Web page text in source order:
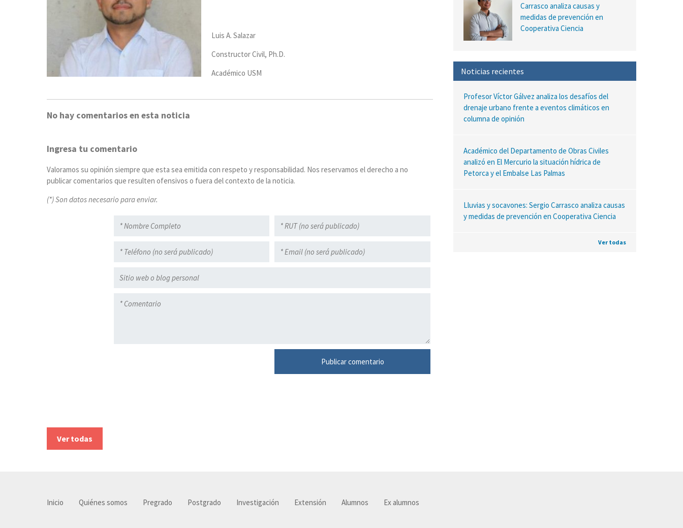
Luis A. Salazar
Constructor Civil, Ph.D.
Académico USM
No hay comentarios en esta noticia
Ingresa tu comentario
Valoramos su opinión siempre que esta sea emitida con respeto y responsabilidad. Nos reservamos el derecho a no
publicar comentarios que resulten ofensivos o fuera del contexto de la noticia.
(*) Son datos necesario para enviar.
Carrasco analiza causas y
medidas de prevención en
Cooperativa Ciencia
Noticias recientes
Profesor Víctor Gálvez analiza los desafíos del
drenaje urbano frente a eventos climáticos en
columna de opinión
Académico del Departamento de Obras Civiles
analizó en El Mercurio la situación hídrica de
Petorca y el Embalse Las Palmas
Lluvias y socavones: Sergio Carrasco analiza causas
y medidas de prevención en Cooperativa Ciencia
Ver todas
Ver todas
Inicio Quiénes somos Pregrado Postgrado Investigación Extensión Alumnos Ex alumnos